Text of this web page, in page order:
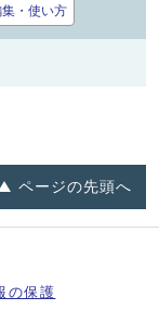
・使い方
ページの先頭へ
の保護